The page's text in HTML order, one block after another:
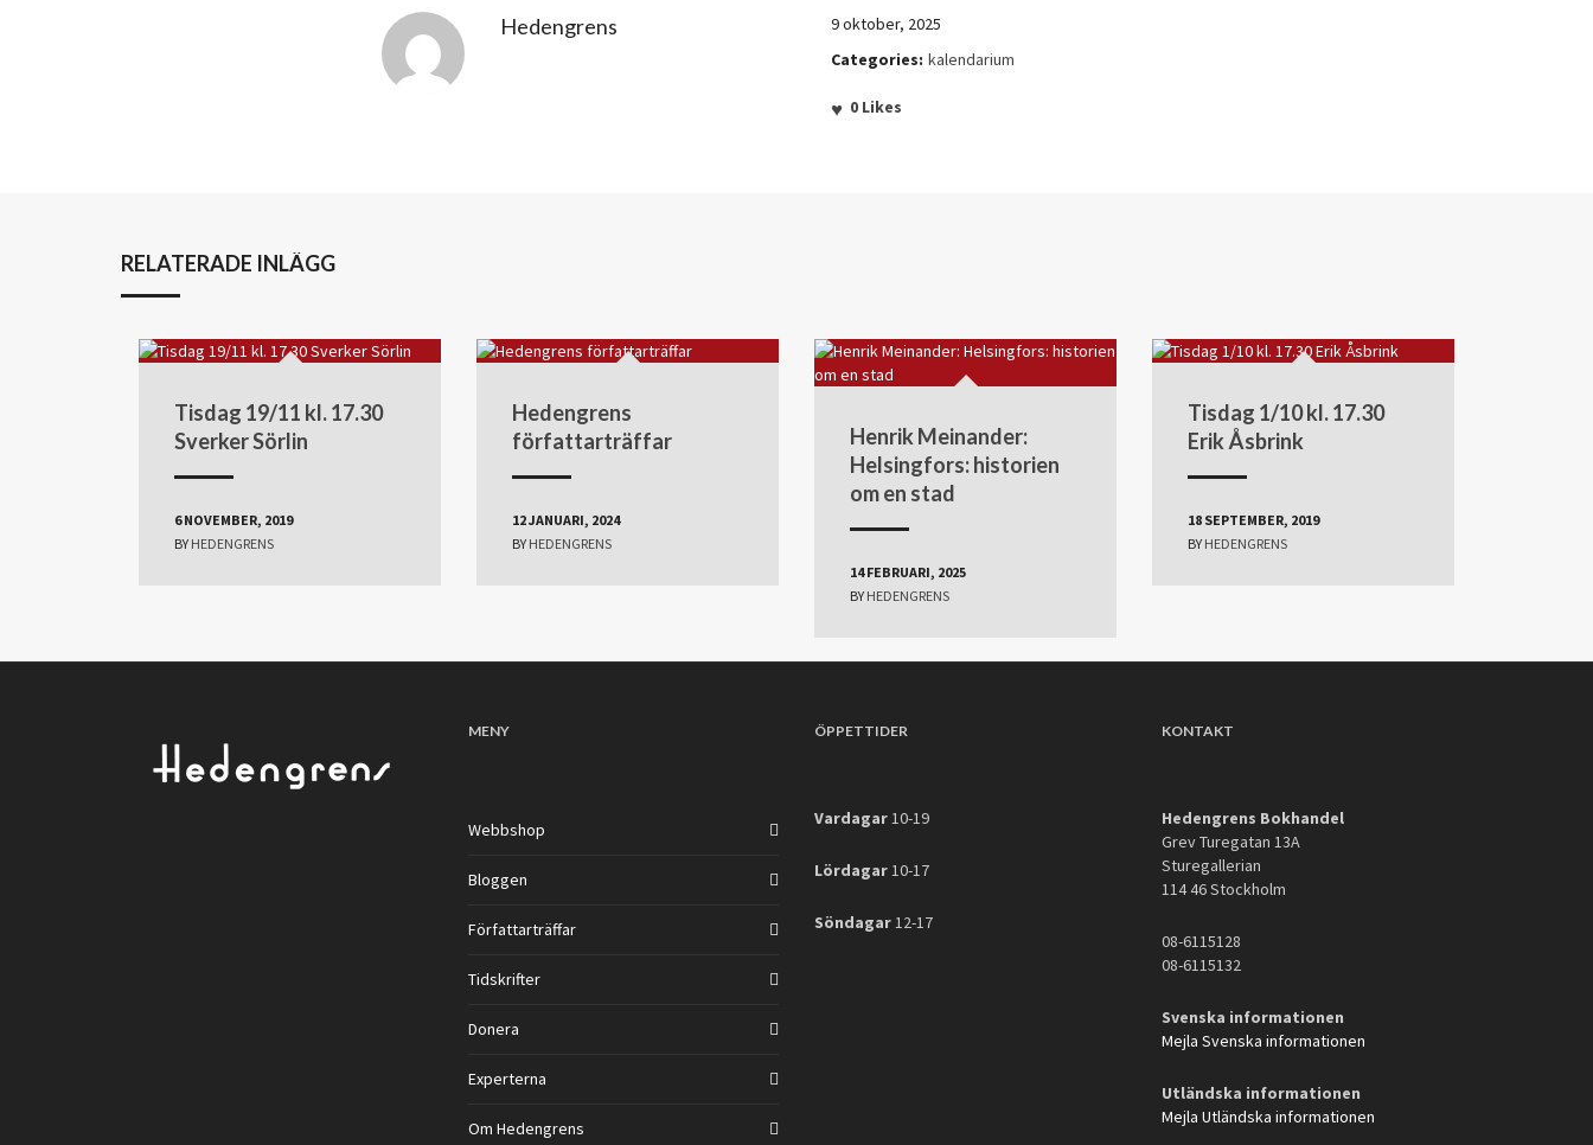
Hedengrens
9 oktober, 2025
Categories: kalendarium
0Likes
RELATERADE INLÄGG
Tisdag 19/11 kl. 17.30
Sverker Sörlin
6 NOVEMBER, 2019
BY HEDENGRENS
Hedengrens
författarträffar
12 JANUARI, 2024
BY HEDENGRENS
Henrik Meinander:
Helsingfors: historien
om en stad
14 FEBRUARI, 2025
BY HEDENGRENS
Tisdag 1/10 kl. 17.30
Erik Åsbrink
18 SEPTEMBER, 2019
BY HEDENGRENS
MENY
Webbshop
Bloggen
Författarträffar
Tidskrifter
Donera
Experterna
Om Hedengrens
ÖPPETTIDER
Vardagar10-19
Lördagar10-17
Söndagar12-17
KONTAKT
Hedengrens Bokhandel
Grev Turegatan 13A
Sturegallerian
114 46 Stockholm
08-6115128
08-6115132
Svenska informationen
Mejla Svenska informationen
Utländska informationen
Mejla Utländska informationen